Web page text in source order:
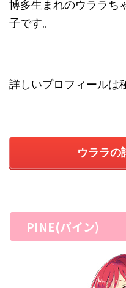
博多生まれのウララち
子です。
詳しいプロフィールは
ウララの
PINE(パイン)